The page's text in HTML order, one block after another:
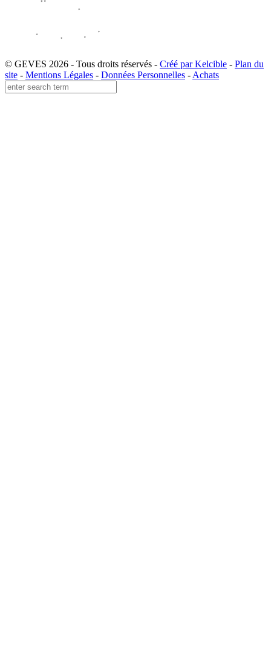
© GEVES 2026 - Tous droits réservés - Créé par Kelcible - Plan du
site - Mentions Légales - Données Personnelles - Achats